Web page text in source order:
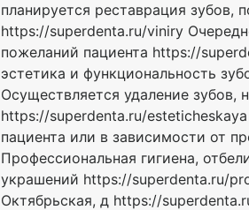
планируется реставрация
https://superdenta.ru/viniry
пожеланий пациента https://
эстетика и функциональность
Осуществляется удаление
https://superdenta.ru/
пациента или в зависимости от
Профессиональная гигиена,
украшений https://superdenta.ru/
Октябрьская, д https://